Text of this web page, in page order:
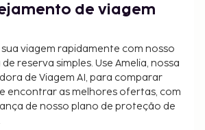
de viagem
sua viagem rapidamente com nosso
reserva simples. Use Amelia, nossa
de Viagem AI, para comparar
encontrar as melhores ofertas, com
de nosso plano de proteção de